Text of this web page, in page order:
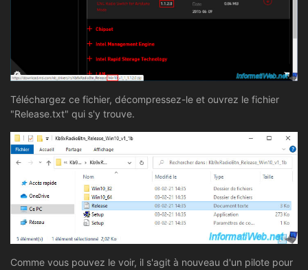
Téléchargez ce fichier, décompressez-le et ouvrez le fichier
"Release.txt" qui s'y trouve.
Comme vous pouvez le voir, il s'agit à nouveau d'un pilote pour